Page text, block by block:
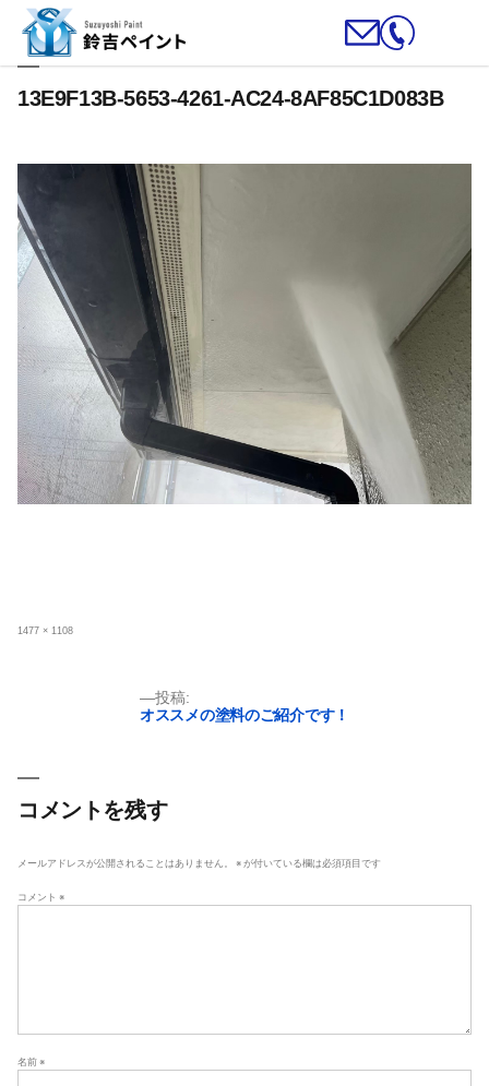
13E9F13B-5653-4261-AC24-8AF85C1D083B
フ
1477 × 1108
ビ
シ
ン
投稿:
オススメの塗料のご紹介です！
コメントを残す
メールアドレスが公開されることはありません。 ※ が付いている欄は必須項目です
コメント ※
名前 ※